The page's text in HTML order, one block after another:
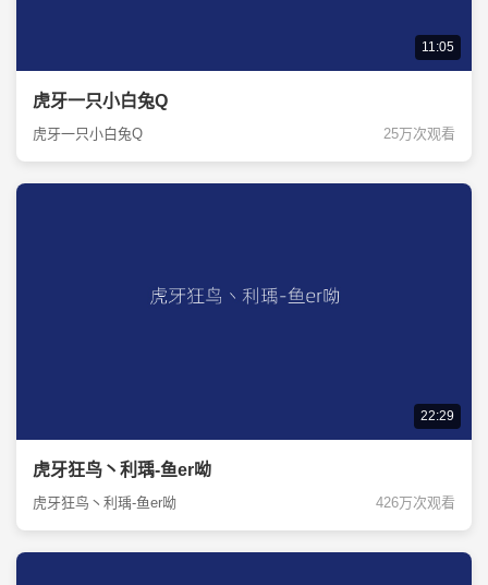
11:05
虎牙一只小白兔Q
虎牙一只小白兔Q 25万次观看
22:29
虎牙狂鸟丶利瑀-鱼er呦
虎牙狂鸟丶利瑀-鱼er呦 426万次观看